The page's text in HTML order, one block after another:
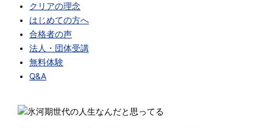
クリアの理念
はじめての方へ
合格者の声
法人・団体受講
無料体験
Q&A